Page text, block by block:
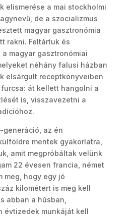
elismerése a mai stockholmi
de a szocializmus
magyar gasztronómia
rakni. Feltártuk és
magyar gasztronómiai
néhány falusi házban
elsárgult receptkönyveiben
át kellett hangolni a
is, visszavezetni a
generáció, az én
mentek gyakorlatra,
amit megpróbáltak velünk
22 évesen francia, német
meg, hogy egy jó
kilométert is meg kell
abban a húsban,
évtizedek munkáját kell